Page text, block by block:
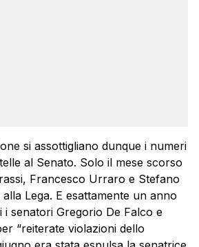
si assottigliano dunque i numeri
al Senato. Solo il mese scorso
Francesco Urraro e Stefano
Lega. E esattamente un anno
i senatori Gregorio De Falco e
“reiterate violazioni dello